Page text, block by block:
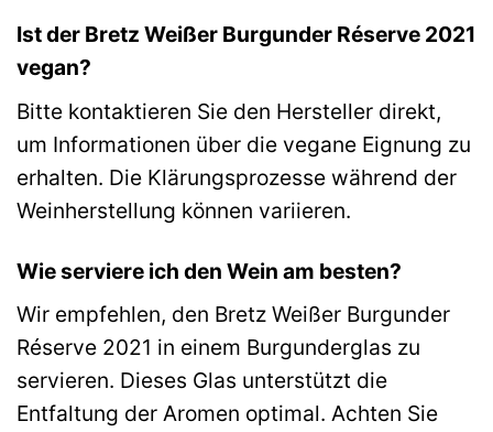
Ist der Bretz Weißer Burgunder Réserve 2021
vegan?
Bitte kontaktieren Sie den Hersteller direkt,
um Informationen über die vegane Eignung zu
erhalten. Die Klärungsprozesse während der
Weinherstellung können variieren.
Wie serviere ich den Wein am besten?
Wir empfehlen, den Bretz Weißer Burgunder
Réserve 2021 in einem Burgunderglas zu
servieren. Dieses Glas unterstützt die
Entfaltung der Aromen optimal. Achten Sie